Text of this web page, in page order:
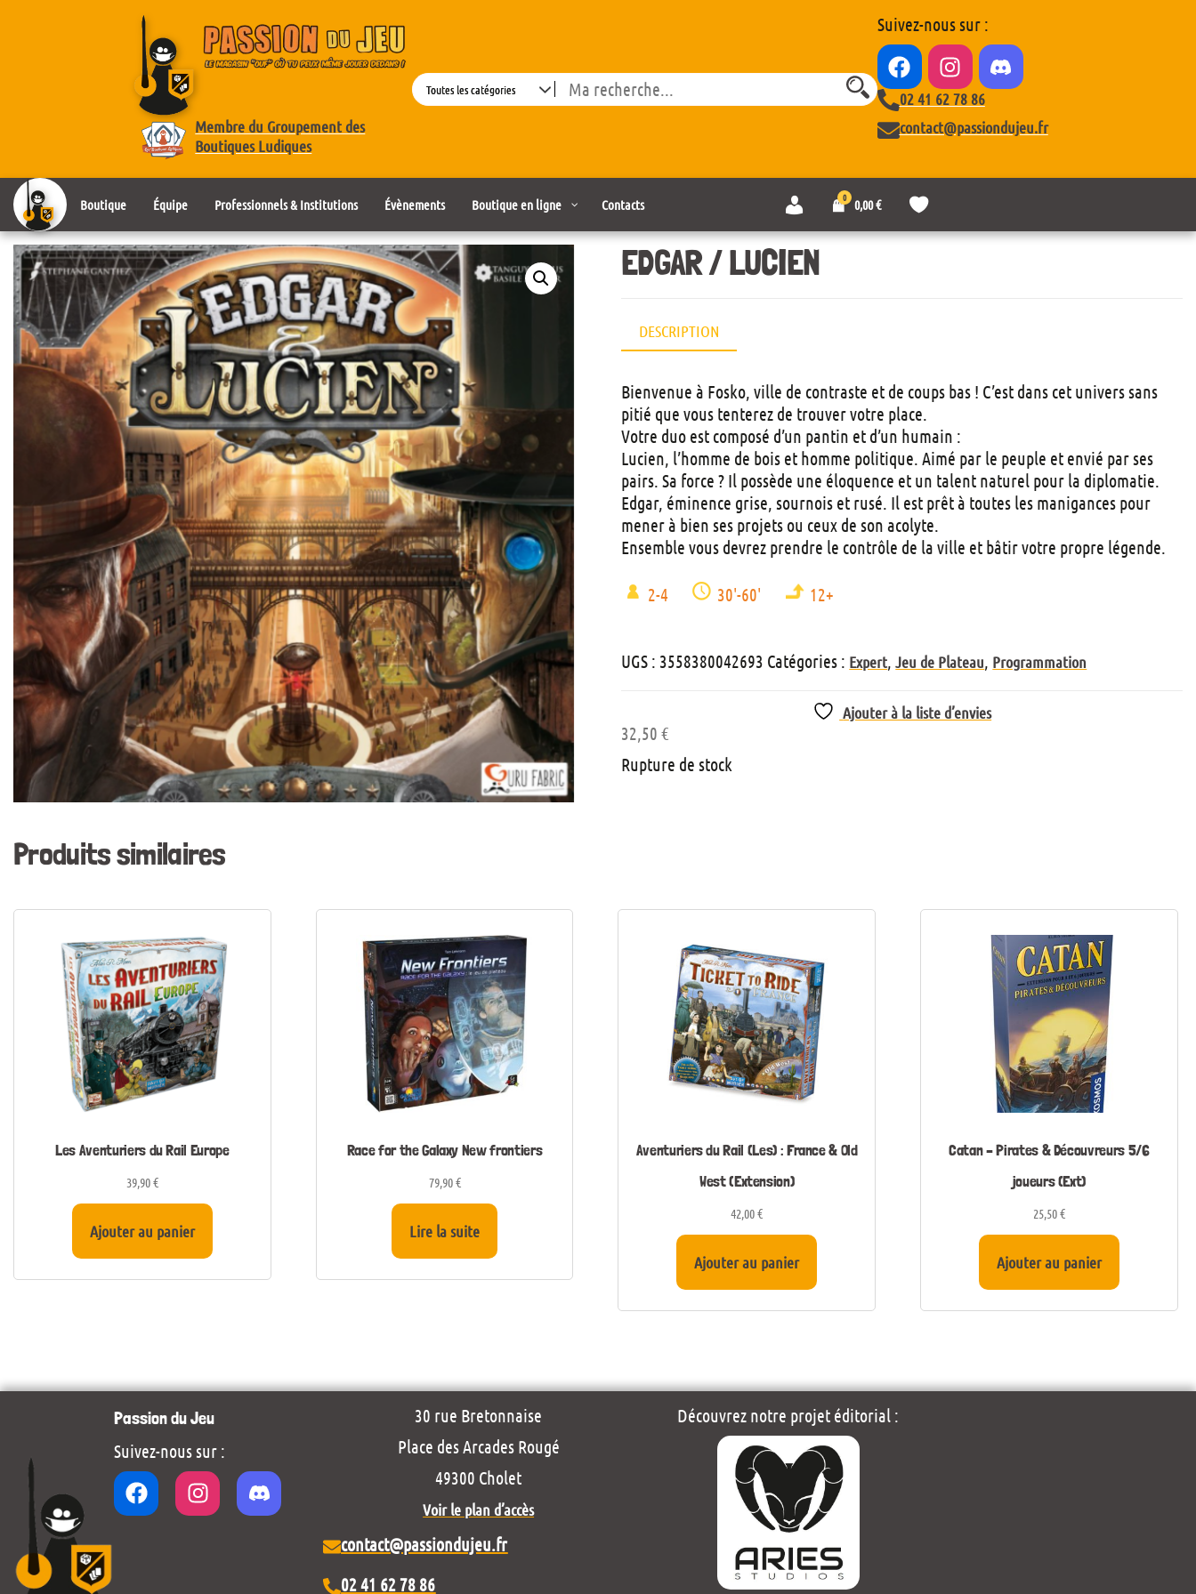
Membre du Groupement des
Boutiques Ludiques
Search
Suivez-nous sur :
02 41 62 78 86
contact@passiondujeu.fr
Boutique Équipe Professionnels & Institutions Évènements Boutique en ligne Contacts
n
c
o
m
0 0,00€
s
i
EDGAR / LUCIEN
DESCRIPTION
Bienvenue à Fosko, ville de contraste et de coups bas ! C’est dans cet univers sans
pitié que vous tenterez de trouver votre place.
Votre duo est composé d’un pantin et d’un humain :
Lucien, l’homme de bois et homme politique. Aimé par le peuple et envié par ses
pairs. Sa force ? Il possède une éloquence et un talent naturel pour la diplomatie.
Edgar, éminence grise, sournois et rusé. Il est prêt à toutes les manigances pour
mener à bien ses projets ou ceux de son acolyte.
Ensemble vous devrez prendre le contrôle de la ville et bâtir votre propre légende.
2-4 30'-60' 12+
UGS : 3558380042693 Catégories : Expert ,Jeu de Plateau Programmation
Ajouter à la liste d’envies
32,50€
Rupture de stock
Produits similaires
Les Aventuriers du Rail Europe
39,90€
Ajouter au panier
Race for the Galaxy New frontiers
79,90€
Lire la suite
Aventuriers du Rail (Les) : France & Old
West (Extension)
42,00€
Ajouter au panier
Catan – Pirates & Découvreurs 5/6
joueurs (Ext)
25,50€
Ajouter au panier
Passion du Jeu
Suivez-nous sur :
30 rue Bretonnaise
Place des Arcades Rougé
49300 Cholet
Voir le plan d’accès
contact@passiondujeu.fr
02 41 62 78 86
Découvrez notre projet éditorial :